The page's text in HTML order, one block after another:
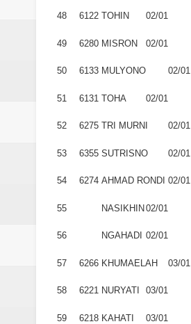
48 6122 TOHIN 02/01
49 6280 MISRON 02/01
50 6133 MULYONO 02/01
51 6131 TOHA 02/01
52 6275 TRI MURNI 02/01
53 6355 SUTRISNO 02/01
54 6274 AHMAD RONDI 02/01
55 NASIKHIN02/01
56 NGAHADI 02/01
57 6266 KHUMAELAH 03/01
58 6221 NURYATI 03/01
59 6218 KAHATI 03/01